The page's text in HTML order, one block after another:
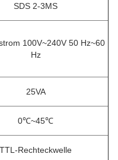
SDS 2-3MS
100V~240V 50 Hz~60
Hz
25VA
0℃~45℃
TTL-Rechteckwelle